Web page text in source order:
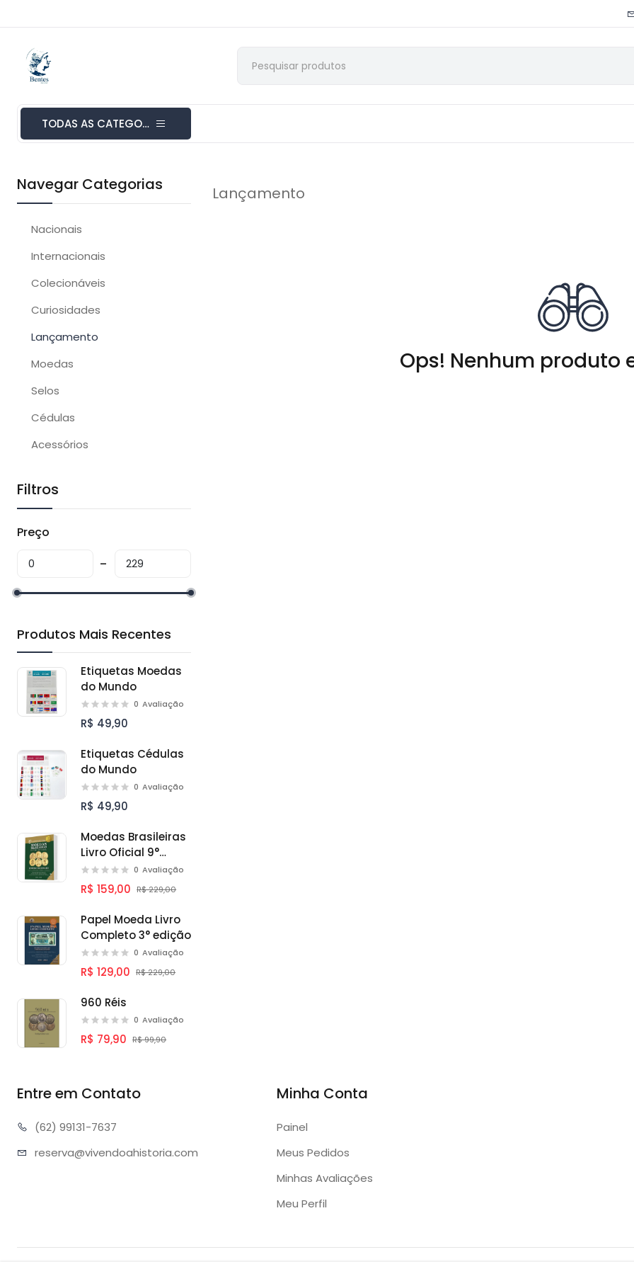
TODAS AS CATEGORIAS
Navegar Categorias
Nacionais
Internacionais
Colecionáveis
Curiosidades
Lançamento
Moedas
Selos
Cédulas
Acessórios
Filtros
Preço
Produtos Mais Recentes
Etiquetas Moedas
do Mundo
0 Avaliação
R$ 49,90
Etiquetas Cédulas
do Mundo
0 Avaliação
R$ 49,90
Moedas Brasileiras
Livro Oficial 9°
edição
0 Avaliação
R$ 159,00 R$ 229,00
Papel Moeda Livro
Completo 3° edição
0 Avaliação
R$ 129,00 R$ 229,00
960 Réis
0 Avaliação
R$ 79,90 R$ 99,90
Lançamento
Ops! Nenhum produto
Entre em Contato
(62) 99131-7637
reserva@vivendoahistoria.com
Minha Conta
Painel
Meus Pedidos
Minhas Avaliações
Meu Perfil